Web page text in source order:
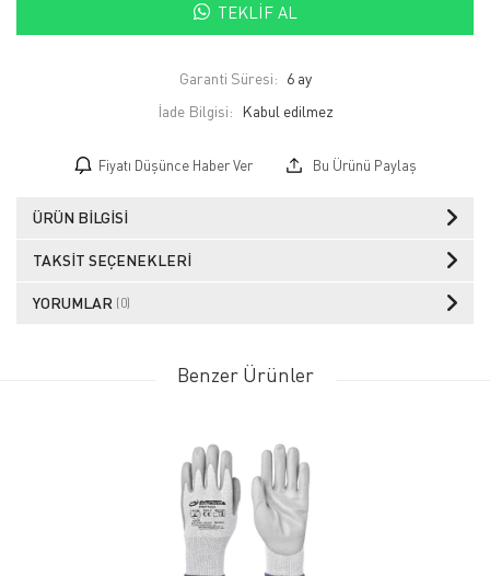
TEKLIF AL
Garanti Süresi: 6 ay
İade Bilgisi:
Fiyatı Düşünce Haber Ver Bu Ürünü Paylaş
ÜRÜN BILGISI
TAKSIT SEÇENEKLERI
YORUMLAR (0)
Benzer Ürünler